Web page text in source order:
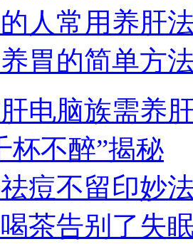
人常用养肝
胃的简单方
电脑族需养
杯不醉”揭秘
痘不留印妙
茶告别了失